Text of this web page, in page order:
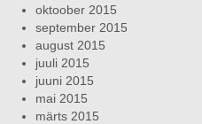
oktoober 2015
september 2015
august 2015
juuli 2015
juuni 2015
mai 2015
märts 2015